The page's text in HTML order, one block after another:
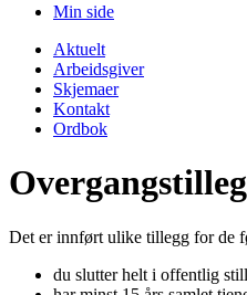
Min side
Aktuelt
Arbeidsgiver
Skjemaer
Kontakt
Ordbok
Det er innført ulike tillegg for de
du slutter helt i offentlig